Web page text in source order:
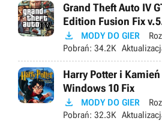
Grand Theft Auto IV
Edition Fusion Fix
 MODY DO GIER
Pobrań: 34.2K
Harry Potter i
Windows 10 Fix
 MODY DO GIER
Pobrań: 32.3K